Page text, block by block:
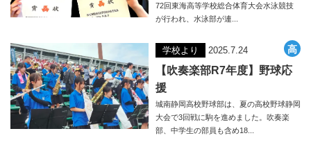
72回東海高等学校総合体育大会水泳競技
が行われ、水泳部が連...
学校より 2025.7.24
【吹奏楽部R7年度】野球応
援
城南静岡高校野球部は、夏の高校野球静岡
大会で3回戦に駒を進めました。吹奏楽
部、中学生の部員も含め18...